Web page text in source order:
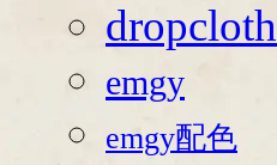
dropcloth
emgy
emgy配色